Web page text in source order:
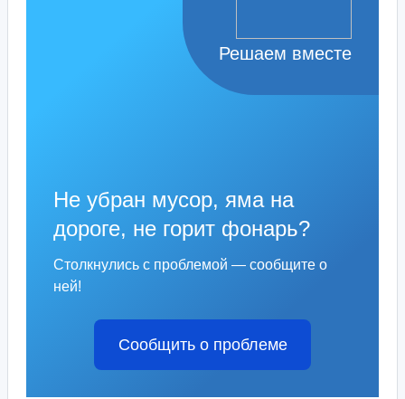
Решаем вместе
Не убран мусор, яма на
дороге, не горит фонарь?
Столкнулись с проблемой — сообщите о
ней!
Сообщить о проблеме